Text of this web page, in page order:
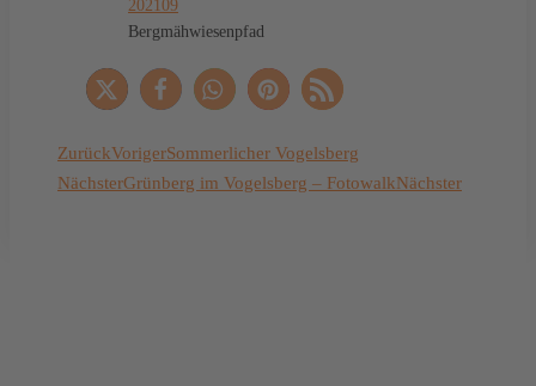
Bergmähwiesenpfad
ZurückVorigerSommerlicher Vogelsberg
NächsterGrünberg im Vogelsberg – FotowalkNächster